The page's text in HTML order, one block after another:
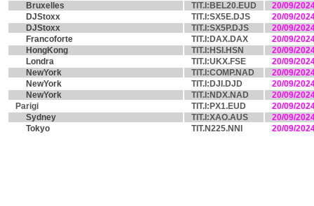
Bruxelles
TIT.I:BEL20.EUD
20/09/
DJStoxx
TIT.I:SX5E.DJS
20/09/
DJStoxx
TIT.I:SX5P.DJS
20/09/
Francoforte
TIT.I:DAX.DAX
20/09/
HongKong
TIT.I:HSI.HSN
20/09/
Londra
TIT.I:UKX.FSE
20/09/
NewYork
TIT.I:COMP.NAD
20/09/
NewYork
TIT.I:DJI.DJD
20/09/
NewYork
TIT.I:NDX.NAD
20/09/
Parigi
TIT.I:PX1.EUD
20/09/
Sydney
TIT.I:XAO.AUS
20/09/
Tokyo
TIT.N225.NNI 20/09/